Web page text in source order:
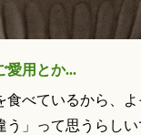
愛用とか...
食べているから、
う」って思うらし